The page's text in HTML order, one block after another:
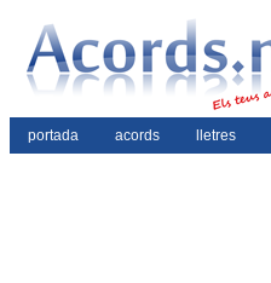
portada acords lletres